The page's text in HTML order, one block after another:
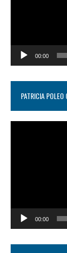
00:00
PATRICIA
00:00